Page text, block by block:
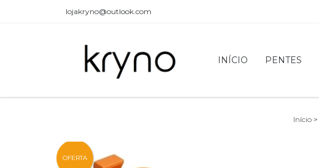
lojakryno@outlook.com
INÍCIO PENTES
Início >
OFERTA